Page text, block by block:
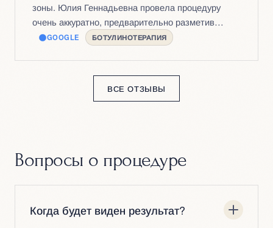
зоны. Юлия Геннадьевна провела процедуру
очень аккуратно, предварительно разметив
точки. Морщинки разгладились за 5 дней, при
удалось избежать.
GOOGLE БОТУЛИНОТЕРАПИЯ
ВСЕ ОТЗЫВЫ
Вопросы о процедуре
Когда будет виден результат?